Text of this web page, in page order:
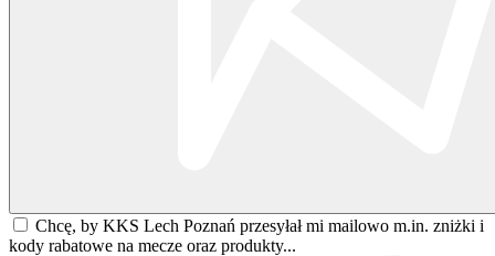
Chcę, by KKS Lech Poznań przesyłał mi mailowo m.in. zniżki i
kody rabatowe na mecze oraz produkty...